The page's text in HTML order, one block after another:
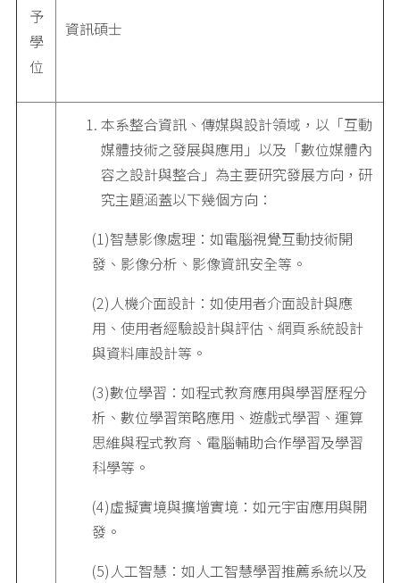
予
學
位
資訊碩士
本系整合資訊、傳媒與設計領域，以「互動
媒體技術之發展與應用」以及「數位媒體內
容之設計與整合」為主要研究發展方向，研
究主題涵蓋以下幾個方向：
(1)智慧影像處理：如電腦視覺互動技術開
發、影像分析、影像資訊安全等。
(2)人機介面設計：如使用者介面設計與應
用、使用者經驗設計與評估、網頁系統設計
與資料庫設計等。
(3)數位學習：如程式教育應用與學習歷程分
析、數位學習策略應用、遊戲式學習、運算
思維與程式教育、電腦輔助合作學習及學習
科學等。
(4)虛擬實境與擴增實境：如元宇宙應用與開
發。
(5)人工智慧：如人工智慧學習推薦系統以及